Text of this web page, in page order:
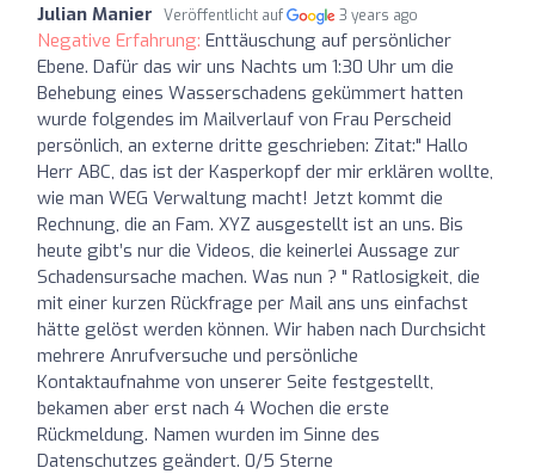
Julian Manier Veröffentlicht auf 3 years ago
Negative Erfahrung: Enttäuschung auf persönlicher
Ebene. Dafür das wir uns Nachts um 1:30 Uhr um die
Behebung eines Wasserschadens gekümmert hatten
wurde folgendes im Mailverlauf von Frau Perscheid
persönlich, an externe dritte geschrieben: Zitat:" Hallo
Herr ABC, das ist der Kasperkopf der mir erklären wollte,
wie man WEG Verwaltung macht! Jetzt kommt die
Rechnung, die an Fam. XYZ ausgestellt ist an uns. Bis
heute gibt’s nur die Videos, die keinerlei Aussage zur
Schadensursache machen. Was nun ? " Ratlosigkeit, die
mit einer kurzen Rückfrage per Mail ans uns einfachst
hätte gelöst werden können. Wir haben nach Durchsicht
mehrere Anrufversuche und persönliche
Kontaktaufnahme von unserer Seite festgestellt,
bekamen aber erst nach 4 Wochen die erste
Rückmeldung. Namen wurden im Sinne des
Datenschutzes geändert. 0/5 Sterne